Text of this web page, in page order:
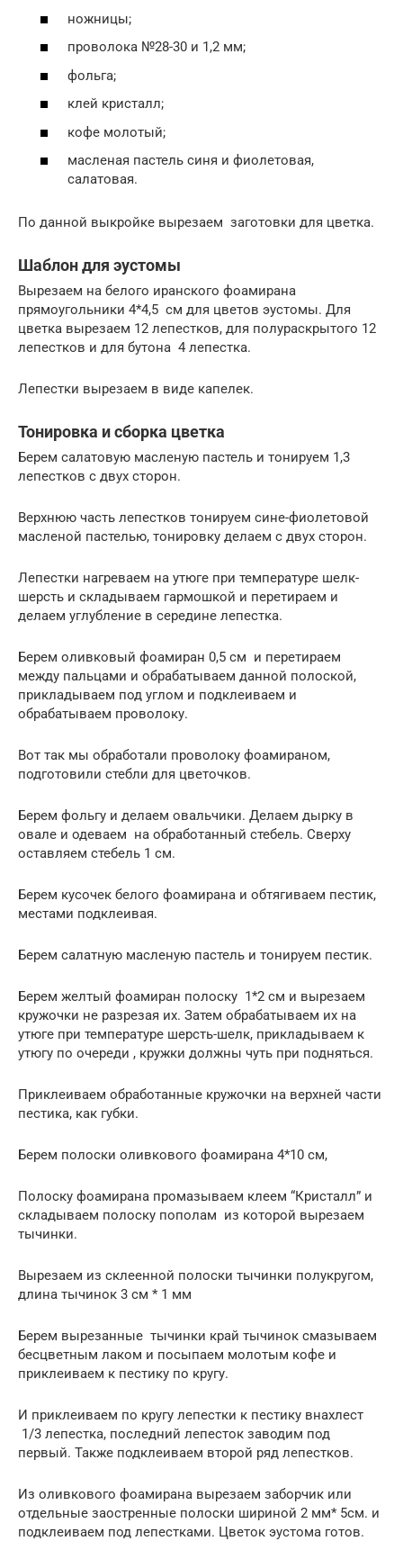
ножницы;
проволока №28-30 и 1,2 мм;
фольга;
клей кристалл;
кофе молотый;
масленая пастель синя и фиолетовая,
салатовая.
По данной выкройке вырезаем заготовки для цветка.
Шаблон для эустомы
Вырезаем на белого иранского фоамирана
прямоугольники 4*4,5 см для цветов эустомы. Для
цветка вырезаем 12 лепестков, для полураскрытого 12
лепестков и для бутона 4 лепестка.
Лепестки вырезаем в виде капелек.
Тонировка и сборка цветка
Берем салатовую масленую пастель и тонируем 1,3
лепестков с двух сторон.
Верхнюю часть лепестков тонируем сине-фиолетовой
масленой пастелью, тонировку делаем с двух сторон.
Лепестки нагреваем на утюге при температуре шелк-
шерсть и складываем гармошкой и перетираем и
делаем углубление в середине лепестка.
Берем оливковый фоамиран 0,5 см и перетираем
между пальцами и обрабатываем данной полоской,
прикладываем под углом и подклеиваем и
обрабатываем проволоку.
Вот так мы обработали проволоку фоамираном,
подготовили стебли для цветочков.
Берем фольгу и делаем овальчики. Делаем дырку в
овале и одеваем на обработанный стебель. Сверху
оставляем стебель 1 см.
Берем кусочек белого фоамирана и обтягиваем пестик,
местами подклеивая.
Берем салатную масленую пастель и тонируем пестик.
Берем желтый фоамиран полоску 1*2 см и вырезаем
кружочки не разрезая их. Затем обрабатываем их на
утюге при температуре шерсть-шелк, прикладываем к
утюгу по очереди , кружки должны чуть при подняться.
Приклеиваем обработанные кружочки на верхней части
пестика, как губки.
Берем полоски оливкового фоамирана 4*10 см,
Полоску фоамирана промазываем клеем “Кристалл” и
складываем полоску пополам из которой вырезаем
тычинки.
Вырезаем из склеенной полоски тычинки полукругом,
длина тычинок 3 см * 1 мм
Берем вырезанные тычинки край тычинок смазываем
бесцветным лаком и посыпаем молотым кофе и
приклеиваем к пестику по кругу.
И приклеиваем по кругу лепестки к пестику внахлест
1/3 лепестка, последний лепесток заводим под
первый. Также подклеиваем второй ряд лепестков.
Из оливкового фоамирана вырезаем заборчик или
отдельные заостренные полоски шириной 2 мм* 5см. и
подклеиваем под лепестками. Цветок эустома готов.